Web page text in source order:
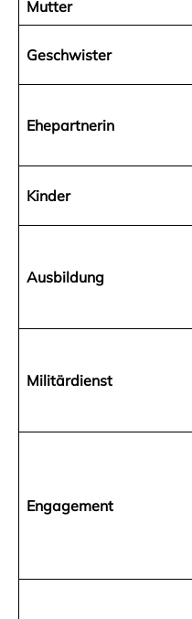
Mutter
Geschwister
Ehepartnerin
Kinder
Ausbildung
Militärdienst
Engagement